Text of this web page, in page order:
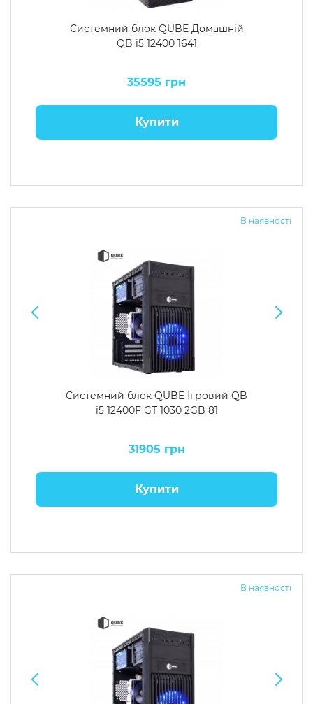
Системний блок QUBE Домашній
QB i5 12400 1641
35595 грн
Купити
В наявності
Системний блок QUBE Ігровий QB
i5 12400F GT 1030 2GB 81
31905 грн
Купити
В наявності